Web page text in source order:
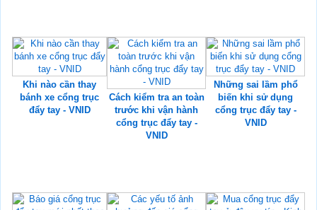
Khi nào cần thay
bánh xe cổng trục
đẩy tay - VNID
Cách kiểm tra an toàn
trước khi vận hành
cổng trục đẩy tay -
VNID
Những sai lầm phổ
biến khi sử dụng
cổng trục đẩy tay -
VNID